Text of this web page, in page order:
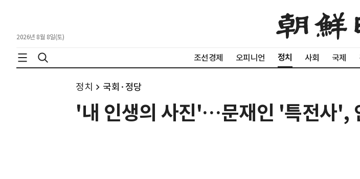
2026년 8월 8일(토)
조선경제 오피니언 정치 사회 국제
정치 국회·정당
'내 인생의 사진'…문재인 '특전사',